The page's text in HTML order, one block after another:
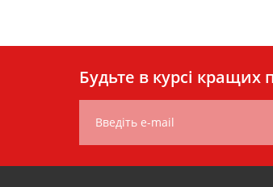
Будьте в курсі кращих
Введіть e-mail